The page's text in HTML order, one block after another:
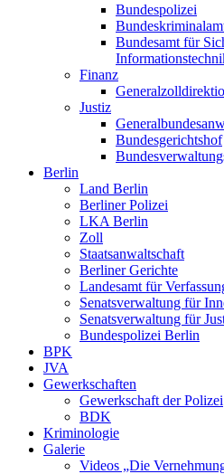
Bundespolizei
Bundesamt für
Finanz
Justiz
Bundesgerichtshof
Berlin
Land Berlin
Berliner Polizei
LKA Berlin
Zoll
Staatsanwaltschaft
Berliner Gerichte
Landesamt für
Senatsverwaltung für
Senatsverwaltung für
Bundespolizei Berlin
BPK
JVA
Gewerkschaften
Gewerkschaft der Polizei
BDK
Kriminologie
Galerie
Videos „Die